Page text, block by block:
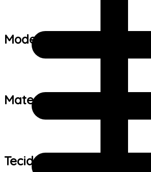
Modelo:
Material:
Tecido: